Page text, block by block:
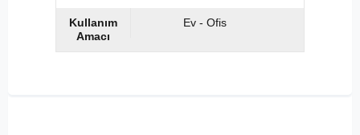
Kullanım
Amacı
Ev - Ofis